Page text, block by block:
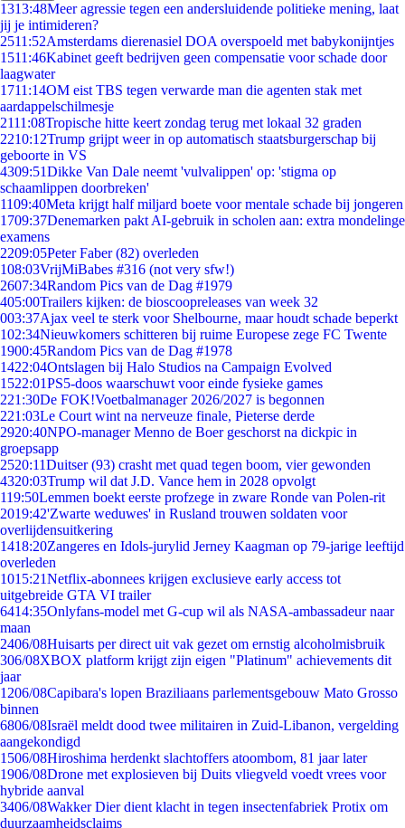
1313:48Meer agressie tegen een andersluidende politieke mening, laat
jij je intimideren?
2511:52Amsterdams dierenasiel DOA overspoeld met babykonijntjes
1511:46Kabinet geeft bedrijven geen compensatie voor schade door
laagwater
1711:14OM eist TBS tegen verwarde man die agenten stak met
aardappelschilmesje
2111:08Tropische hitte keert zondag terug met lokaal 32 graden
2210:12Trump grijpt weer in op automatisch staatsburgerschap bij
geboorte in VS
4309:51Dikke Van Dale neemt 'vulvalippen' op: 'stigma op
schaamlippen doorbreken'
1109:40Meta krijgt half miljard boete voor mentale schade bij jongeren
1709:37Denemarken pakt AI-gebruik in scholen aan: extra mondelinge
examens
2209:05Peter Faber (82) overleden
108:03VrijMiBabes #316 (not very sfw!)
2607:34Random Pics van de Dag #1979
405:00Trailers kijken: de bioscoopreleases van week 32
003:37Ajax veel te sterk voor Shelbourne, maar houdt schade beperkt
102:34Nieuwkomers schitteren bij ruime Europese zege FC Twente
1900:45Random Pics van de Dag #1978
1422:04Ontslagen bij Halo Studios na Campaign Evolved
1522:01PS5-doos waarschuwt voor einde fysieke games
221:30De FOK!Voetbalmanager 2026/2027 is begonnen
221:03Le Court wint na nerveuze finale, Pieterse derde
2920:40NPO-manager Menno de Boer geschorst na dickpic in
groepsapp
2520:11Duitser (93) crasht met quad tegen boom, vier gewonden
4320:03Trump wil dat J.D. Vance hem in 2028 opvolgt
119:50Lemmen boekt eerste profzege in zware Ronde van Polen-rit
2019:42'Zwarte weduwes' in Rusland trouwen soldaten voor
overlijdensuitkering
1418:20Zangeres en Idols-jurylid Jerney Kaagman op 79-jarige leeftijd
overleden
1015:21Netflix-abonnees krijgen exclusieve early access tot
uitgebreide GTA VI trailer
6414:35Onlyfans-model met G-cup wil als NASA-ambassadeur naar
maan
2406/08Huisarts per direct uit vak gezet om ernstig alcoholmisbruik
306/08XBOX platform krijgt zijn eigen "Platinum" achievements dit
jaar
1206/08Capibara's lopen Braziliaans parlementsgebouw Mato Grosso
binnen
6806/08Israël meldt dood twee militairen in Zuid-Libanon, vergelding
aangekondigd
1506/08Hiroshima herdenkt slachtoffers atoombom, 81 jaar later
1906/08Drone met explosieven bij Duits vliegveld voedt vrees voor
hybride aanval
3406/08Wakker Dier dient klacht in tegen insectenfabriek Protix om
duurzaamheidsclaims